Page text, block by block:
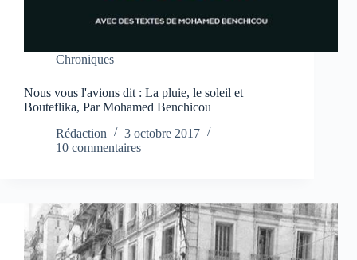
Chroniques
Nous vous l'avions dit : La pluie, le soleil et
Bouteflika, Par Mohamed Benchicou
Rédaction
3 octobre 2017
10 commentaires